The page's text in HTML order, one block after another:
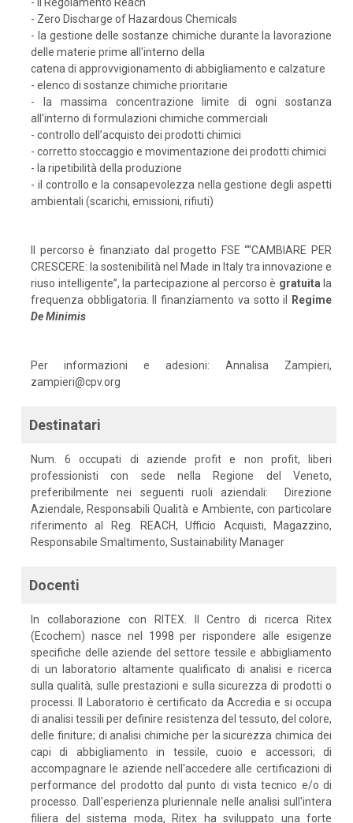
- Il Regolamento Reach
- Zero Discharge of Hazardous Chemicals
- la gestione delle sostanze chimiche durante la lavorazione
delle materie prime all'interno della
catena di approvvigionamento di abbigliamento e calzature
- elenco di sostanze chimiche prioritarie
- la massima concentrazione limite di ogni sostanza
all'interno di formulazioni chimiche commerciali
- controllo dell’acquisto dei prodotti chimici
- corretto stoccaggio e movimentazione dei prodotti chimici
- la ripetibilità della produzione
- il controllo e la consapevolezza nella gestione degli aspetti
ambientali (scarichi, emissioni, rifiuti)
Il percorso è finanziato dal progetto FSE ““CAMBIARE PER
CRESCERE: la sostenibilità nel Made in Italy tra innovazione e
riuso intelligente”, la partecipazione al percorso è gratuita la
frequenza obbligatoria. Il finanziamento va sotto il
Regime
DeMinimis
Per informazioni e adesioni: Annalisa Zampieri,
zampieri@cpv.org
Destinatari
Num. 6 occupati di aziende profit e non profit, liberi
professionisti con sede nella Regione del Veneto,
preferibilmente nei seguenti ruoli aziendali: Direzione
Aziendale, Responsabili Qualità e Ambiente, con particolare
riferimento al Reg. REACH, Ufficio Acquisti, Magazzino,
Responsabile Smaltimento, Sustainability Manager
Docenti
In collaborazione con RITEX. Il Centro di ricerca Ritex
(Ecochem) nasce nel 1998 per rispondere alle esigenze
specifiche delle aziende del settore tessile e abbigliamento
di un laboratorio altamente qualificato di analisi e ricerca
sulla qualità, sulle prestazioni e sulla sicurezza di prodotti o
processi. Il Laboratorio è certificato da Accredia e si occupa
di analisi tessili per definire resistenza del tessuto, del colore,
delle finiture; di analisi chimiche per la sicurezza chimica dei
capi di abbigliamento in tessile, cuoio e accessori; di
accompagnare le aziende nell'accedere alle certificazioni di
performance del prodotto dal punto di vista tecnico e/o di
processo. Dall'esperienza pluriennale nelle analisi sull'intera
filiera del sistema moda, Ritex ha sviluppato una forte